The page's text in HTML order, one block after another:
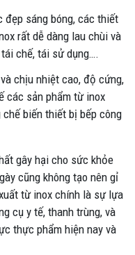
đẹp sáng bóng, các thiết
rất dễ dàng lau chùi và
chế, tái sử dụng….
chịu nhiệt cao, độ cứng,
các sản phẩm từ inox
biến thiết bị bếp công
gây hại cho sức khỏe
cũng không tạo nên gỉ
từ inox chính là sự lựa
cụ y tế, thanh trùng, và
thực phẩm hiện nay và